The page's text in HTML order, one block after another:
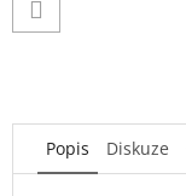
Popis Diskuze